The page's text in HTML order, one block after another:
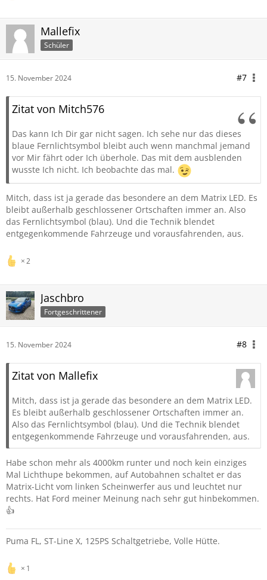
Mallefix
Schüler
15. November 2024 #7
Zitat von Mitch576
Das kann Ich Dir gar nicht sagen. Ich sehe nur das dieses
blaue Fernlichtsymbol bleibt auch wenn manchmal jemand
vor Mir fährt oder Ich überhole. Das mit dem ausblenden
wusste Ich nicht. Ich beobachte das mal.
Mitch, dass ist ja gerade das besondere an dem Matrix LED. Es
bleibt außerhalb geschlossener Ortschaften immer an. Also
das Fernlichtsymbol (blau). Und die Technik blendet
entgegenkommende Fahrzeuge und vorausfahrenden, aus.
2
Jaschbro
Fortgeschrittener
15. November 2024 #8
Zitat von Mallefix
Mitch, dass ist ja gerade das besondere an dem Matrix LED.
Es bleibt außerhalb geschlossener Ortschaften immer an.
Also das Fernlichtsymbol (blau). Und die Technik blendet
entgegenkommende Fahrzeuge und vorausfahrenden, aus.
Habe schon mehr als 4000km runter und noch kein einziges
Mal Lichthupe bekommen, auf Autobahnen schaltet er das
Matrix-Licht vom linken Scheinwerfer aus und leuchtet nur
rechts. Hat Ford meiner Meinung nach sehr gut hinbekommen.
👍
Puma FL, ST-Line X, 125PS Schaltgetriebe, Volle Hütte.
1